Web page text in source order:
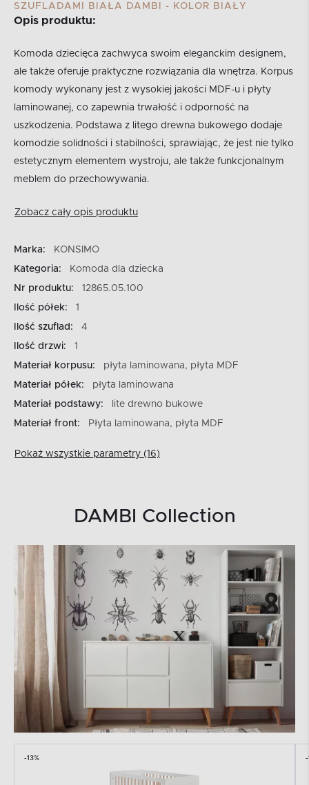
SZUFLADAMI BIAŁA DAMBI - KOLOR BIAŁY
Opis produktu:
Komoda dziecięca zachwyca swoim eleganckim designem,
ale także oferuje praktyczne rozwiązania dla wnętrza. Korpus
komody wykonany jest z wysokiej jakości MDF-u i płyty
laminowanej, co zapewnia trwałość i odporność na
uszkodzenia. Podstawa z litego drewna bukowego dodaje
komodzie solidności i stabilności, sprawiając, że jest nie tylko
estetycznym elementem wystroju, ale także funkcjonalnym
meblem do przechowywania.
Zobacz cały opis produktu
Marka:
KONSIMO
Kategoria:
Komoda dla dziecka
Nr produktu:
12865.05.100
Ilość półek:
1
Ilość szuflad:
4
Ilość drzwi:
1
Materiał korpusu:
płyta laminowana, płyta MDF
Materiał półek:
płyta laminowana
Materiał podstawy:
lite drewno bukowe
Materiał front:
Płyta laminowana, płyta MDF
Pokaż wszystkie parametry (16)
DAMBI Collection
-13% -